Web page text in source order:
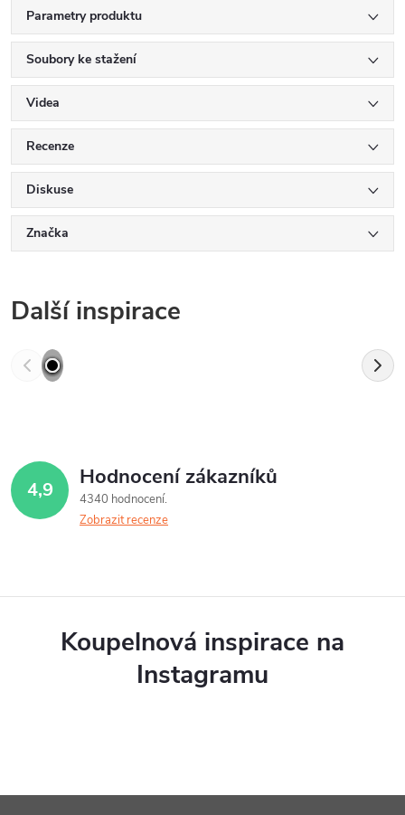
Parametry produktu
Soubory ke stažení
Videa
Recenze
Diskuse
Značka
Další inspirace
4,9 Hodnocení zákazníků
4340 hodnocení
Zobrazit recenze
Koupelnová inspirace na
Instagramu